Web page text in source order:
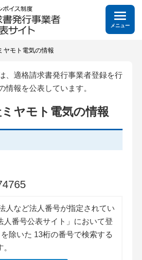
メニュー
ヤモト電気の情報
、適格請求書発行事業者登録を行
情報を公表しています。
ヤモト電気の情報
4765
人など法人番号が指定されてい
人番号公表サイト」において登
除いた 13桁の番号で検索する